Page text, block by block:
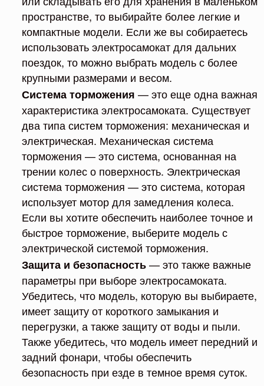
пространстве, то выбирайте более легкие и
компактные модели. Если же вы собираетесь
использовать электросамокат для дальних
поездок, то можно выбрать модель с более
крупными размерами и весом.
Система торможения — это еще одна важная
характеристика электросамоката. Существует
два типа систем торможения: механическая и
электрическая. Механическая система
торможения — это система, основанная на
трении колес о поверхность. Электрическая
система торможения — это система, которая
использует мотор для замедления колеса.
Если вы хотите обеспечить наиболее точное и
быстрое торможение, выберите модель с
электрической системой торможения.
Защита и безопасность— это также важные
параметры при выборе электросамоката.
Убедитесь, что модель, которую вы выбираете,
имеет защиту от короткого замыкания и
перегрузки, а также защиту от воды и пыли.
Также убедитесь, что модель имеет передний и
задний фонари, чтобы обеспечить
безопасность при езде в темное время суток.